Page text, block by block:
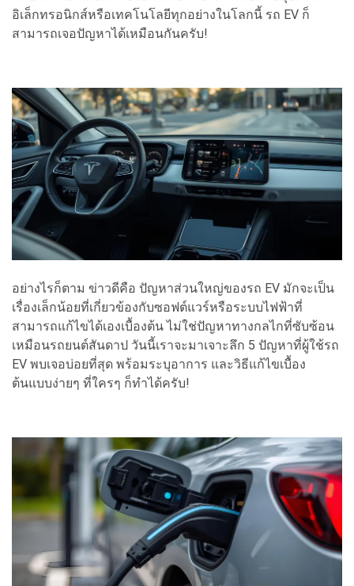
อิเล็กทรอนิกส์หรือเทคโนโลยีทุกอย่างในโลกนี้ รถ EV ก็
สามารถเจอปัญหาได้เหมือนกันครับ!
อย่างไรก็ตาม ข่าวดีคือ ปัญหาส่วนใหญ่ของรถ EV มักจะเป็น
เรื่องเล็กน้อยที่เกี่ยวข้องกับซอฟต์แวร์หรือระบบไฟฟ้าที่
สามารถแก้ไขได้เองเบื้องต้น ไม่ใช่ปัญหาทางกลไกที่ซับซ้อน
เหมือนรถยนต์สันดาป วันนี้เราจะมาเจาะลึก 5 ปัญหาที่ผู้ใช้รถ
EV พบเจอบ่อยที่สุด พร้อมระบุอาการ และวิธีแก้ไขเบื้อง
ต้นแบบง่ายๆ ที่ใครๆ ก็ทำได้ครับ!